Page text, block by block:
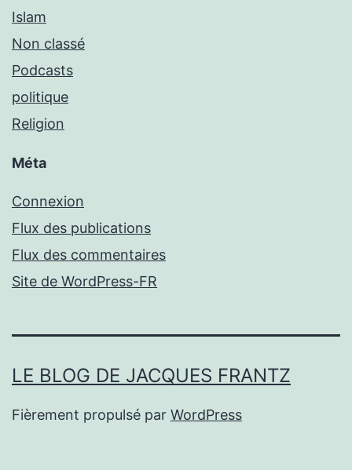
Islam
Non classé
Podcasts
politique
Religion
Méta
Connexion
Flux des publications
Flux des commentaires
Site de WordPress-FR
LE BLOG DE JACQUES FRANTZ
Fièrement propulsé par WordPress